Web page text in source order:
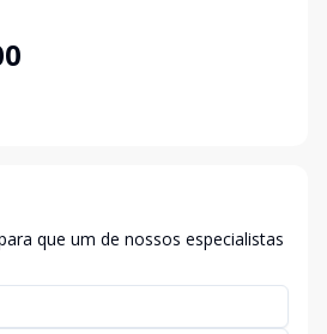
que um de nossos especialistas